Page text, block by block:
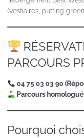
(vestiaires, putting
PARCOURS
04 75 03 03 90
Parcours
Pourquoi